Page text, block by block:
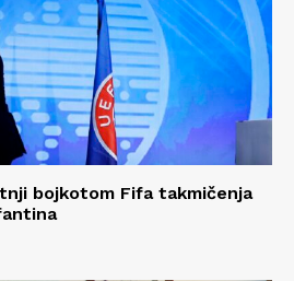
bojkotom Fifa takmičenja